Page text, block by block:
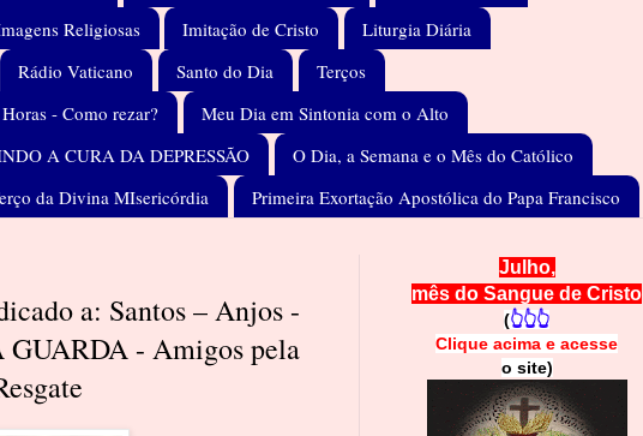
Religiosas Imitação de Cristo
Liturgia Diária
Rádio Vaticano Santo do Dia
Terços
- Como rezar?
Meu Dia em Sintonia com o Alto
A CURA DA DEPRESSÃO
O Dia, a Semana e o Mês do Católico
da Divina MIsericórdia Primeira Exortação Apostólica do Papa Francisco
a: Santos – Anjos -
- Amigos pela
Julho,
mês do Sangue de Cristo
(👆👆👆
Clique acima e acesse
o site)